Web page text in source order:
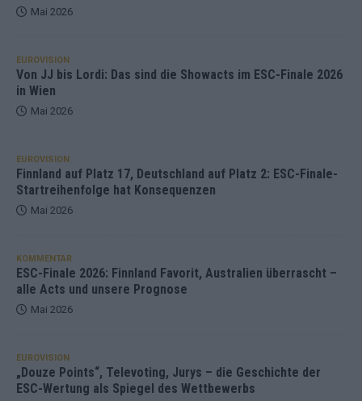
Mai 2026
EUROVISION
Von JJ bis Lordi: Das sind die Showacts im ESC-Finale 2026
in Wien
Mai 2026
EUROVISION
Finnland auf Platz 17, Deutschland auf Platz 2: ESC-Finale-
Startreihenfolge hat Konsequenzen
Mai 2026
KOMMENTAR
ESC-Finale 2026: Finnland Favorit, Australien überrascht –
alle Acts und unsere Prognose
Mai 2026
EUROVISION
„Douze Points“, Televoting, Jurys – die Geschichte der
ESC-Wertung als Spiegel des Wettbewerbs